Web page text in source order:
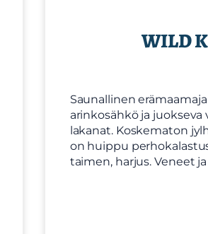
WILD
Saunallinen erämaamaja
arinkosähkö ja juokseva
lakanat. Koskematon
on huippu
taimen, harjus. Veneet